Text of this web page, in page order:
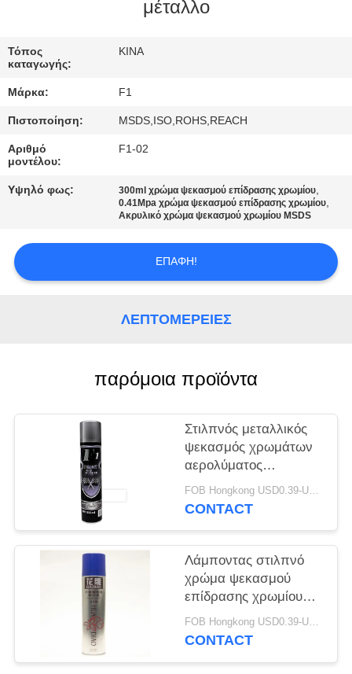
ΜΑΣ
ΕΛΆΤΕ
ΕΠΑΦΉ
ΜΕ
ΑΠΌΣΠΑΣΜΑ
μέταλλο
Τόπος
καταγωγής:
ΚΙΝΑ
Μάρκα: F1
Πιστοποίηση: MSDS,ISO,ROHS,REACH
Αριθμό
μοντέλου:
F1-02
Υψηλό φως: 300ml χρώμα ψεκασμού επίδρασης χρωμίου,
0.41Mpa χρώμα ψεκασμού επίδρασης χρωμίου,
Ακρυλικό χρώμα ψεκασμού χρωμίου MSDS
ΕΠΑΦΉ!
ΛΕΠΤΟΜΈΡΕΙΕΣ
παρόμοια προϊόντα
Στιλπνός μεταλλικός
ψεκασμός χρωμάτων
αερολύματος
χρώματος χρωμίου
FOB Hongkong USD0.39-USD0.59 per piece MOQ:12000pcs/500ctns
CONTACT
Λάμποντας στιλπνό
χρώμα ψεκασμού
επίδρασης χρωμίου
για το μέταλλο
FOB Hongkong USD0.39-USD0.59 per piece MOQ:12000pcs/500ctns
CONTACT